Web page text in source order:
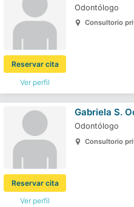
Ver perfil
Reservar cita
Odontólogo
Consultorio
Ver perfil
Reservar cita
Gabriela S.
Odontólogo
Consultorio